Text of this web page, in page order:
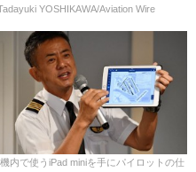
YOSHIKAWA/Aviation Wire
機内で使うiPad miniを手にパイロットの仕